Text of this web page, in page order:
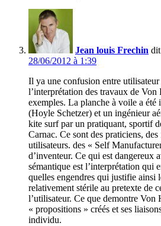
Jean louis Frechin
28/06/2012 à 1:39
Il ya une confusion entre
l’interprétation des travaux de Von
exemples. La planche à voile a été
(Hoyle Schetzer) et un ingénieur
kite surf par un pratiquant, sportif
Carnac. Ce sont des praticiens,
utilisateurs. des « Self
d’inventeur. Ce qui est dangereux
sémantique est l’interprétation qui
quelles engendres qui justifie ainsi
relativement stérile au pretexte de
l’utilisateur. Ce que demontre Von
« propositions » créés et ses
individu.